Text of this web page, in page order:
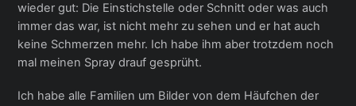
wieder gut: Die Einstichstelle oder Schnitt oder was auch
immer das war, ist nicht mehr zu sehen und er hat auch
keine Schmerzen mehr. Ich habe ihm aber trotzdem noch
mal meinen Spray drauf gesprüht.
Ich habe alle Familien um Bilder von dem Häufchen der